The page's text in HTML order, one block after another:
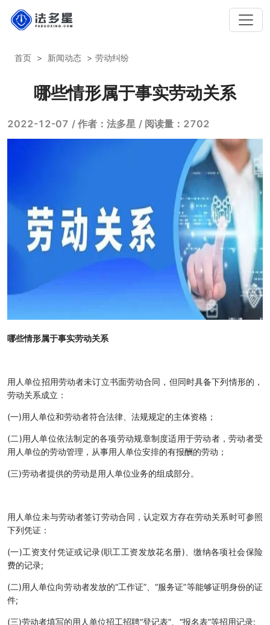
首页 新闻动态 劳动纠纷
哪些情形属于事实劳动关系
2022-12-07 / 作者：法多星 / 阅读量：2702
哪些情形属于事实劳动关系
用人单位招用劳动者未订立书面劳动合同，但同时具备下列情形的，
劳动关系成立：
(一)用人单位和劳动者符合法律、法规规定的主体资格；
(二)用人单位依法制定的各项劳动规章制度适用于劳动者，劳动者受
用人单位的劳动管理，从事用人单位安排的有报酬的劳动；
(三)劳动者提供的劳动是用人单位业务的组成部分。
用人单位未与劳动者签订劳动合同，认定双方存在劳动关系时可参照
下列凭证：
(一)工资支付凭证或记录(职工工资发放花名册)、缴纳各项社会保险
费的记录;
(二)用人单位向劳动者发放的“工作证”、“服务证”等能够证明身份的证
件;
(三)劳动者填写的用人单位招工招聘“登记表”、“报名表”等招用记录;